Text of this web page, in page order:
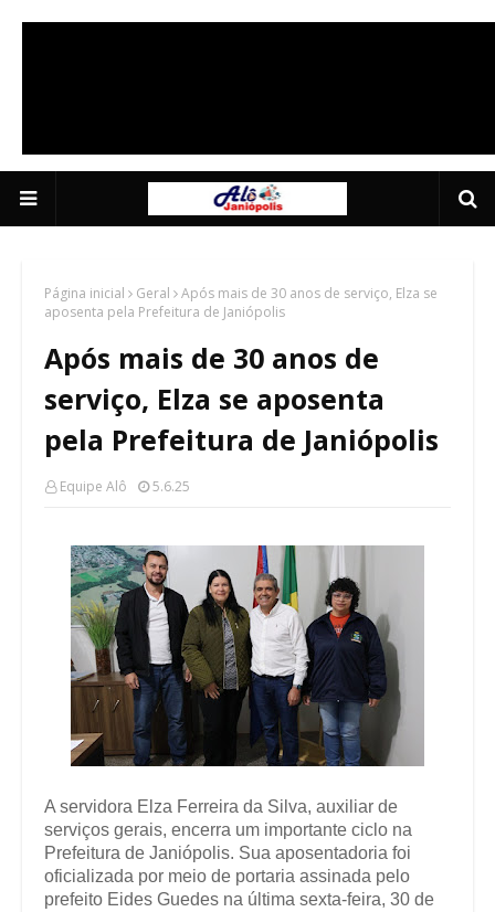
Página inicial Geral
Após mais de 30 anos de serviço, Elza se
aposenta pela Prefeitura de Janiópolis
Após mais de 30 anos de
serviço, Elza se aposenta
pela Prefeitura de Janiópolis
Equipe Alô 5.6.25
A servidora Elza Ferreira da Silva, auxiliar de
serviços gerais, encerra um importante ciclo na
Prefeitura de Janiópolis. Sua aposentadoria foi
oficializada por meio de portaria assinada pelo
prefeito Eides Guedes na última sexta-feira, 30 de